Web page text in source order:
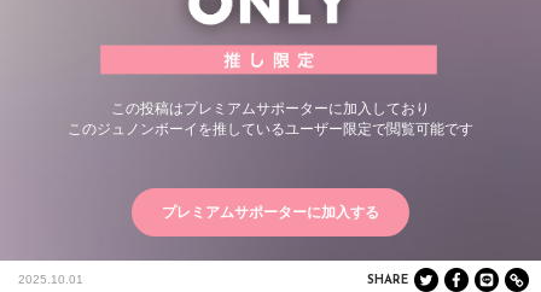
この投稿はプレミアムサポーターに加入しており
このジュノンボーイを推しているユーザー限定で閲覧可能です
プレミアムサポーターに加入する
2025.10.01 SHARE